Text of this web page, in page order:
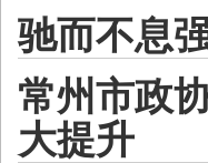
驰而不息
常州市政
大提升